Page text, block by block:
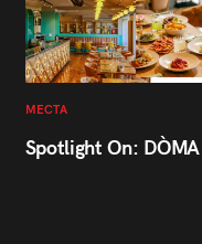
МЕСТА
Spotlight On: DÒMA